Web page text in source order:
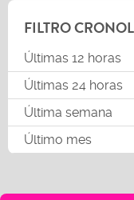
FILTRO
Últimas 12 horas
Últimas 24 horas
Última semana
Último mes